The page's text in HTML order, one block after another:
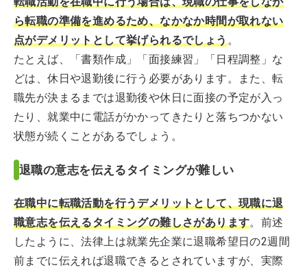
ら転職の準備を進めるため、なかなか時間が取れない
点がデメリットとして挙げられるでしょう。
たとえば、「書類作成」「面接練習」「日程調整」な
どは、休日や退勤後に行う必要があります。また、転
職先が決まるまでは退勤後や休日に面接の予定が入っ
たり、就業中に電話がかかってきたりと落ちつかない
状態が続くことがあるでしょう。
退職の意志を伝えるタイミングが難しい
在職中に転職活動を行うデメリットとして、現職に退
職意志を伝えるタイミングの難しさがあります。前述
したように、法律上は就業先企業に退職希望日の2週間
前までに伝えれば退職できるとされていますが、実際